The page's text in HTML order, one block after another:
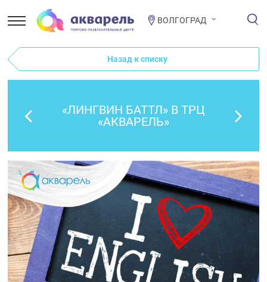
ВОЛГОГРАД
Назад к списку
«ЛИНГВИН БАТТЛ» В ТРЦ
«АКВАРЕЛЬ»